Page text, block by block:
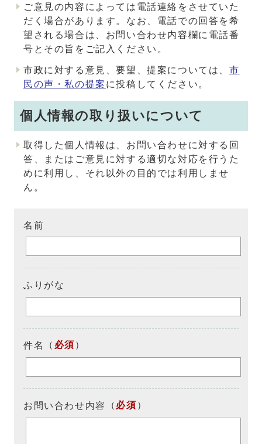
ご意見の内容によっては電話連絡をさせていた
だく場合があります。なお、電話での回答を希
望される場合は、お問い合わせ内容欄に電話番
号とその旨をご記入ください。
市政に対する意見、要望、提案については、 市
民の声・私の提案 に投稿してください。
個人情報の取り扱いについて
取得した個人情報は、お問い合わせに対する回
答、またはご意見に対する適切な対応を行うた
めに利用し、それ以外の目的では利用しませ
ん。
名前
ふりがな
件名 （ 必須 ）
お問い合わせ内容 （ 必須 ）